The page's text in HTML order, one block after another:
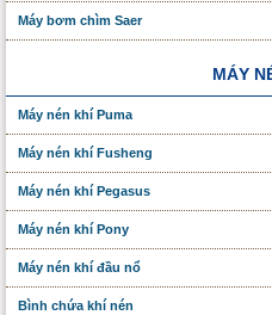
Máy bơm chìm Saer
MÁY
Máy nén khí Puma
Máy nén khí Fusheng
Máy nén khí Pegasus
Máy nén khí Pony
Máy nén khí đầu nổ
Bình chứa khí nén